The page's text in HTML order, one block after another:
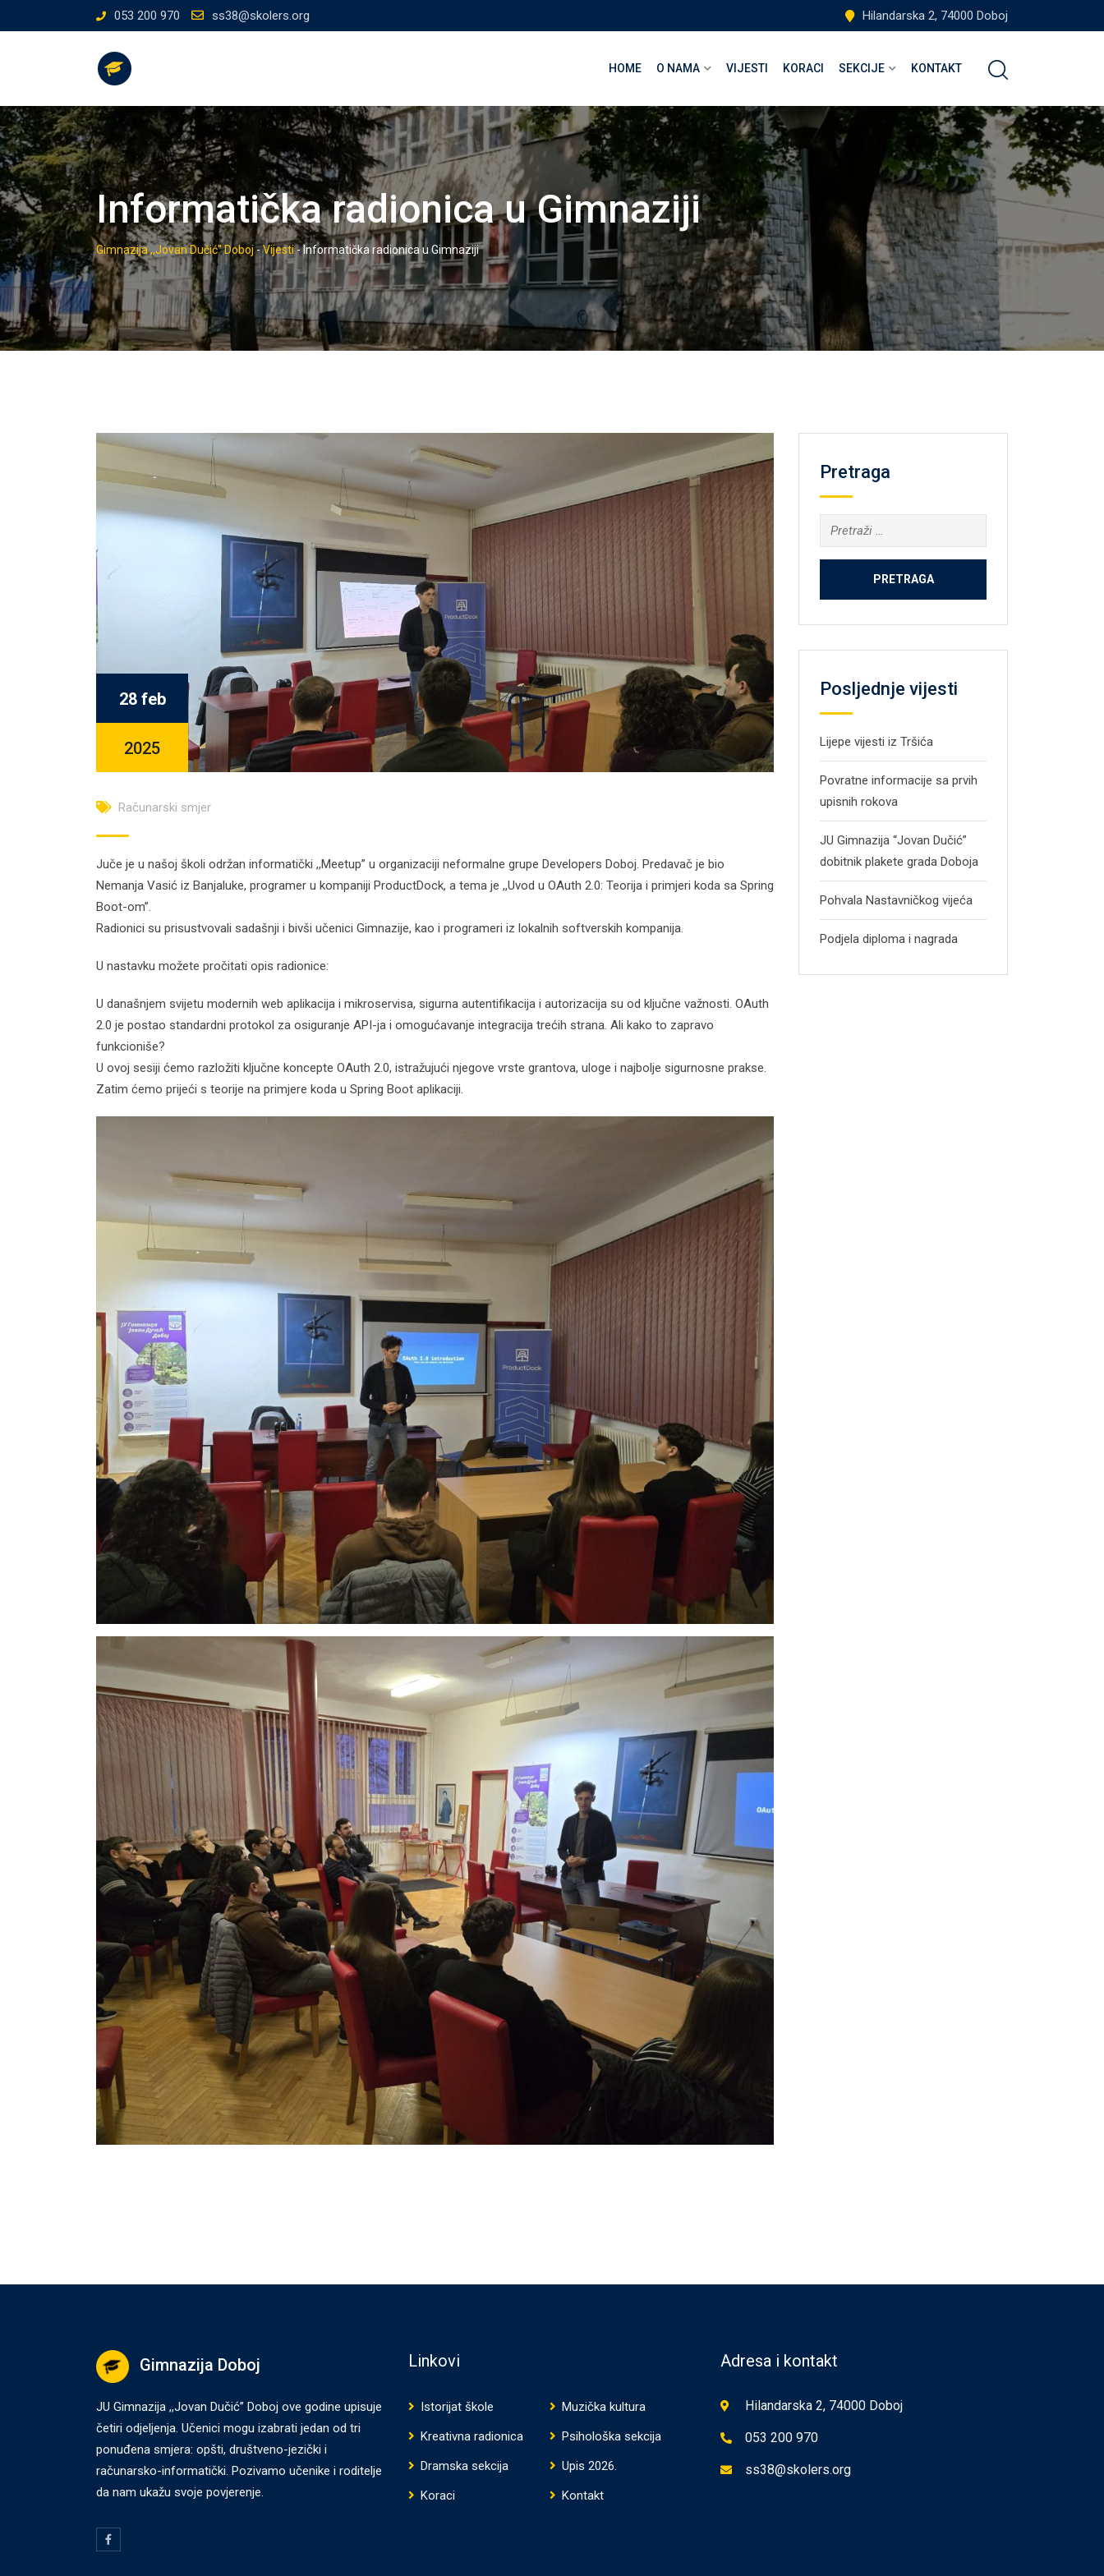
to
053 200 970 ss38@skolers.org Hilandarska 2, 74000 Doboj
HOME O NAMA VIJESTI KORACI SEKCIJE KONTAKT
Informatička radionica u Gimnaziji
Gimnazija ,,Jovan Dučić" Doboj-Vijesti-Informatička radionica u Gimnaziji
28 feb
2025
Računarski smjer
Juče je u našoj školi održan informatički ,,Meetup” u organizaciji neformalne grupe Developers Doboj. Predavač je bio
Nemanja Vasić iz Banjaluke, programer u kompaniji ProductDock, a tema je ,,Uvod u OAuth 2.0: Teorija i primjeri koda sa Spring
Boot-om”.
Radionici su prisustvovali sadašnji i bivši učenici Gimnazije, kao i programeri iz lokalnih softverskih kompanija.
U nastavku možete pročitati opis radionice:
U današnjem svijetu modernih web aplikacija i mikroservisa, sigurna autentifikacija i autorizacija su od ključne važnosti. OAuth
2.0 je postao standardni protokol za osiguranje API-ja i omogućavanje integracija trećih strana. Ali kako to zapravo
funkcioniše?
U ovoj sesiji ćemo razložiti ključne koncepte OAuth 2.0, istražujući njegove vrste grantova, uloge i najbolje sigurnosne prakse.
Zatim ćemo prijeći s teorije na primjere koda u Spring Boot aplikaciji.
Pretraga
Pretraga:
Posljednje vijesti
Lijepe vijesti iz Tršića
Povratne informacije sa prvih
upisnih rokova
JU Gimnazija “Jovan Dučić”
dobitnik plakete grada Doboja
Pohvala Nastavničkog vijeća
Podjela diploma i nagrada
Gimnazija Doboj
JU Gimnazija ,,Jovan Dučić” Doboj ove godine upisuje
četiri odjeljenja. Učenici mogu izabrati jedan od tri
ponuđena smjera: opšti, društveno-jezički i
računarsko-informatički. Pozivamo učenike i roditelje
da nam ukažu svoje povjerenje.
Linkovi
Istorijat škole
Muzička kultura
Kreativna radionica
Psihološka sekcija
Dramska sekcija
Upis 2026.
Koraci
Kontakt
Adresa i kontakt
Hilandarska 2, 74000 Doboj
053 200 970
ss38@skolers.org